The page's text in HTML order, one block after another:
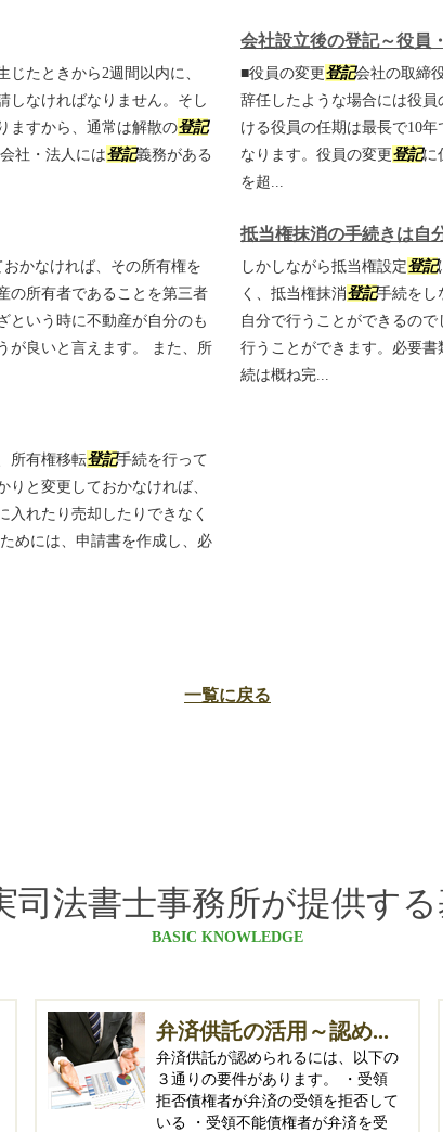
たときから2週間以内に、
しなければなりません。そし
ますから、通常は解散の登記
社・法人には登記義務がある
会社設立後の登記～役員
■役員の変更登記会社の取締
辞任したような場合には役員
ける役員の任期は最長で10
なります。役員の変更登記に
を超...
おかなければ、その所有権を
の所有者であることを第三者
という時に不動産が自分のも
が良いと言えます。 また、所
抵当権抹消の手続きは自
しかしながら抵当権設定登記
く、抵当権抹消登記手続をし
自分で行うことができるの
行うことができます。必要
続は概ね完...
所有権移転登記手続を行って
と変更しておかなければ、
入れたり売却したりできなく
めには、申請書を作成し、必
一覧に戻る
司法書士事務所が提供す
BASIC KNOWLEDGE
弁済供託の活用～認め...
弁済供託が認められるには、以下の
３通りの要件があります。 ・受領
拒否債権者が弁済の受領を拒否して
いる ・受領不能債権者が弁済を受